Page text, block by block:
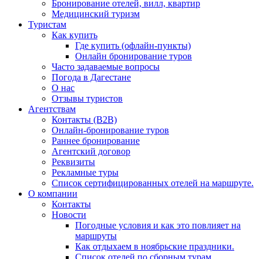
Бронирование отелей, вилл, квартир
Медицинский туризм
Туристам
Как купить
Где купить (офлайн-пункты)
Онлайн бронирование туров
Часто задаваемые вопросы
Погода в Дагестане
О нас
Отзывы туристов
Агентствам
Контакты (B2B)
Онлайн-бронирование туров
Раннее бронирование
Агентский договор
Реквизиты
Рекламные туры
Список сертифицированных отелей на маршруте.
О компании
Контакты
Новости
Погодные условия и как это повлияет на
маршруты
Как отдыхаем в ноябрьские праздники.
Список отелей по сборным турам